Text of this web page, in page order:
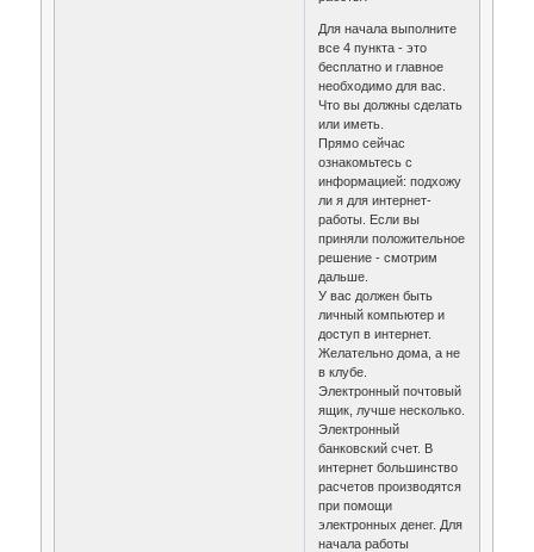
Для начала выполните
все 4 пункта - это
бесплатно и главное
необходимо для вас.
Что вы должны сделать
или иметь.
Прямо сейчас
ознакомьтесь с
информацией: подхожу
ли я для интернет-
работы. Если вы
приняли положительное
решение - смотрим
дальше.
У вас должен быть
личный компьютер и
доступ в интернет.
Желательно дома, а не
в клубе.
Электронный почтовый
ящик, лучше несколько.
Электронный
банковский счет. В
интернет большинство
расчетов производятся
при помощи
электронных денег. Для
начала работы